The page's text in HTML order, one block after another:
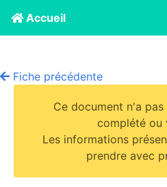
Accueil
Fiche précédente
Ce document n'a
complété ou
Les informations
prendre avec